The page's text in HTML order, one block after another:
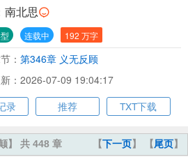
南北思
连载中 192 万字
： 第346章 义无反顾
：2026-07-09 19:04:17
录 推荐 TXT下载
【下一页】 【尾页】
】 共 448 章